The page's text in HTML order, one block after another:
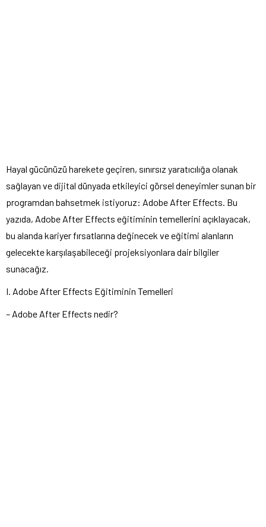
Hayal gücünüzü harekete geçiren, sınırsız yaratıcılığa olanak
sağlayan ve dijital dünyada etkileyici görsel deneyimler sunan bir
programdan bahsetmek istiyoruz: Adobe After Effects. Bu
yazıda, Adobe After Effects eğitiminin temellerini açıklayacak,
bu alanda kariyer fırsatlarına değinecek ve eğitimi alanların
gelecekte karşılaşabileceği projeksiyonlara dair bilgiler
sunacağız.
I. Adobe After Effects Eğitiminin Temelleri
– Adobe After Effects nedir?